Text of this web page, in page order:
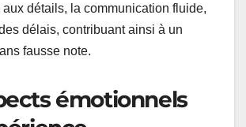
aux détails, la communication fluide,
délais, contribuant ainsi à un
fausse note.
émotionnels